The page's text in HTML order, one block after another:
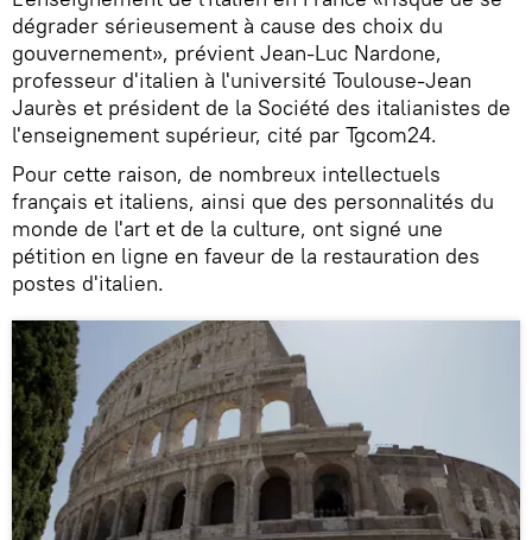
dégrader sérieusement à cause des choix du
gouvernement», prévient Jean-Luc Nardone,
professeur d'italien à l'université Toulouse-Jean
Jaurès et président de la Société des italianistes de
l'enseignement supérieur, cité par Tgcom24.
Pour cette raison, de nombreux intellectuels
français et italiens, ainsi que des personnalités du
monde de l'art et de la culture, ont signé une
pétition en ligne en faveur de la restauration des
postes d'italien.